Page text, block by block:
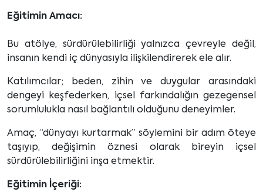
Eğitimin Amacı:
Bu atölye, sürdürülebilirliği yalnızca çevreyle değil,
insanın kendi iç dünyasıyla ilişkilendirerek ele alır.
Katılımcılar; beden, zihin ve duygular arasındaki
dengeyi keşfederken, içsel farkındalığın gezegensel
sorumlulukla nasıl bağlantılı olduğunu deneyimler.
Amaç, “dünyayı kurtarmak” söylemini bir adım öteye
taşıyıp, değişimin öznesi olarak bireyin içsel
sürdürülebilirliğini inşa etmektir.
Eğitimin İçeriği: